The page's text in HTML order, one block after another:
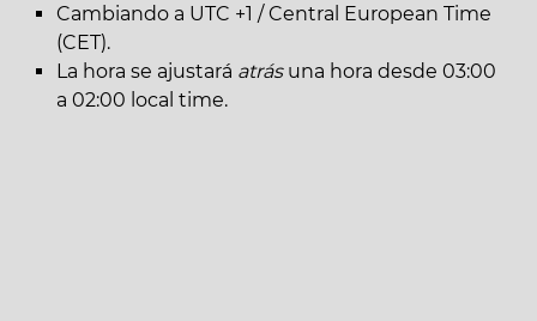
Cambiando a UTC +1 / Central European Time
(CET).
La hora se ajustará atrásuna hora desde 03:00
a 02:00 local time.